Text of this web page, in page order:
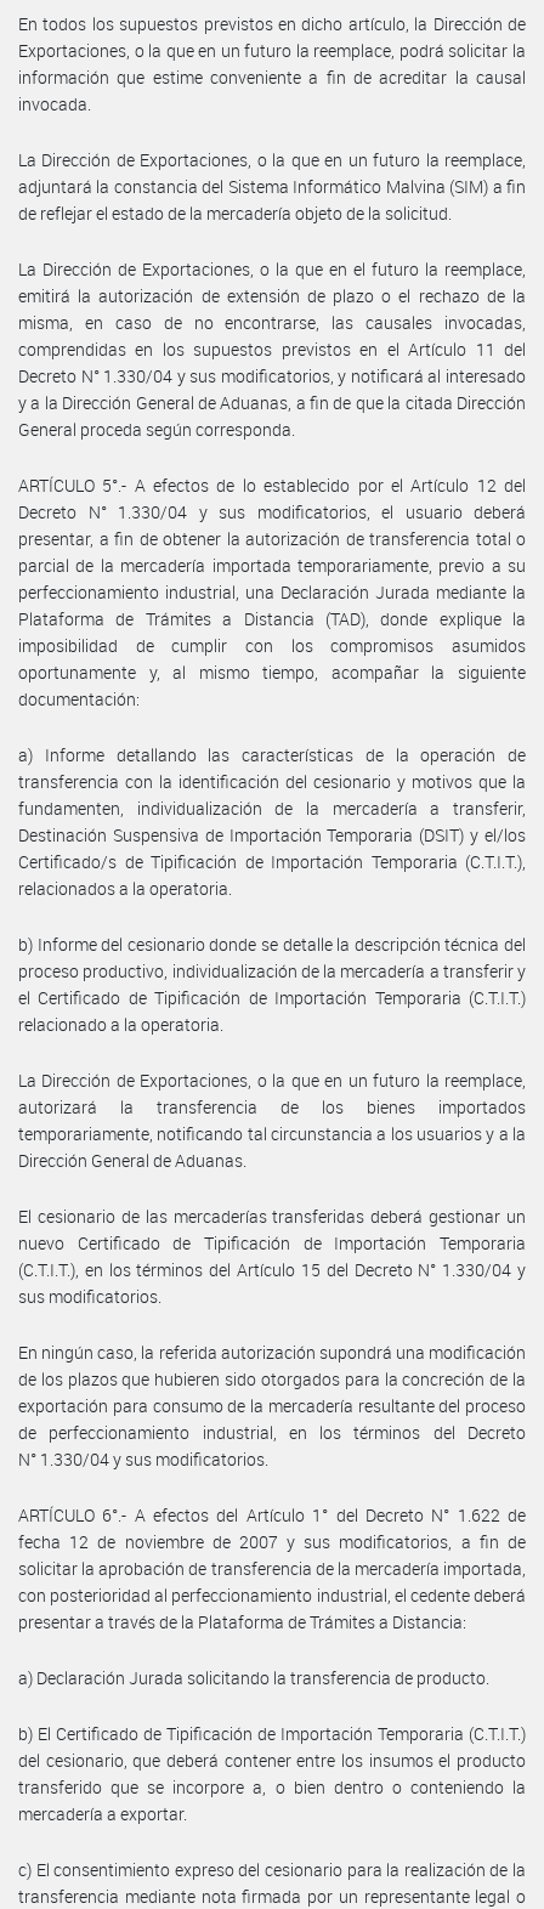
En todos los supuestos previstos en dicho artículo, la Dirección de
Exportaciones, o la que en un futuro la reemplace, podrá solicitar la
información que estime conveniente a fin de acreditar la causal
invocada.
La Dirección de Exportaciones, o la que en un futuro la reemplace,
adjuntará la constancia del Sistema Informático Malvina (SIM) a fin
de reflejar el estado de la mercadería objeto de la solicitud.
La Dirección de Exportaciones, o la que en el futuro la reemplace,
emitirá la autorización de extensión de plazo o el rechazo de la
misma, en caso de no encontrarse, las causales invocadas,
comprendidas en los supuestos previstos en el Artículo 11 del
Decreto N° 1.330/04 y sus modificatorios, y notificará al interesado
y a la Dirección General de Aduanas, a fin de que la citada Dirección
General proceda según corresponda.
ARTÍCULO 5°.- A efectos de lo establecido por el Artículo 12 del
Decreto N° 1.330/04 y sus modificatorios, el usuario deberá
presentar, a fin de obtener la autorización de transferencia total o
parcial de la mercadería importada temporariamente, previo a su
perfeccionamiento industrial, una Declaración Jurada mediante la
Plataforma de Trámites a Distancia (TAD), donde explique la
imposibilidad de cumplir con los compromisos asumidos
oportunamente y, al mismo tiempo, acompañar la siguiente
documentación:
a) Informe detallando las características de la operación de
transferencia con la identificación del cesionario y motivos que la
fundamenten, individualización de la mercadería a transferir,
Destinación Suspensiva de Importación Temporaria (DSIT) y el/los
Certificado/s de Tipificación de Importación Temporaria (C.T.I.T.),
relacionados a la operatoria.
b) Informe del cesionario donde se detalle la descripción técnica del
proceso productivo, individualización de la mercadería a transferir y
el Certificado de Tipificación de Importación Temporaria (C.T.I.T.)
relacionado a la operatoria.
La Dirección de Exportaciones, o la que en un futuro la reemplace,
autorizará la transferencia de los bienes importados
temporariamente, notificando tal circunstancia a los usuarios y a la
Dirección General de Aduanas.
El cesionario de las mercaderías transferidas deberá gestionar un
nuevo Certificado de Tipificación de Importación Temporaria
(C.T.I.T.), en los términos del Artículo 15 del Decreto N° 1.330/04 y
sus modificatorios.
En ningún caso, la referida autorización supondrá una modificación
de los plazos que hubieren sido otorgados para la concreción de la
exportación para consumo de la mercadería resultante del proceso
de perfeccionamiento industrial, en los términos del Decreto
N° 1.330/04 y sus modificatorios.
ARTÍCULO 6°.- A efectos del Artículo 1° del Decreto N° 1.622 de
fecha 12 de noviembre de 2007 y sus modificatorios, a fin de
solicitar la aprobación de transferencia de la mercadería importada,
con posterioridad al perfeccionamiento industrial, el cedente deberá
presentar a través de la Plataforma de Trámites a Distancia:
a) Declaración Jurada solicitando la transferencia de producto.
b) El Certificado de Tipificación de Importación Temporaria (C.T.I.T.)
del cesionario, que deberá contener entre los insumos el producto
transferido que se incorpore a, o bien dentro o conteniendo la
mercadería a exportar.
c) El consentimiento expreso del cesionario para la realización de la
transferencia mediante nota firmada por un representante legal o